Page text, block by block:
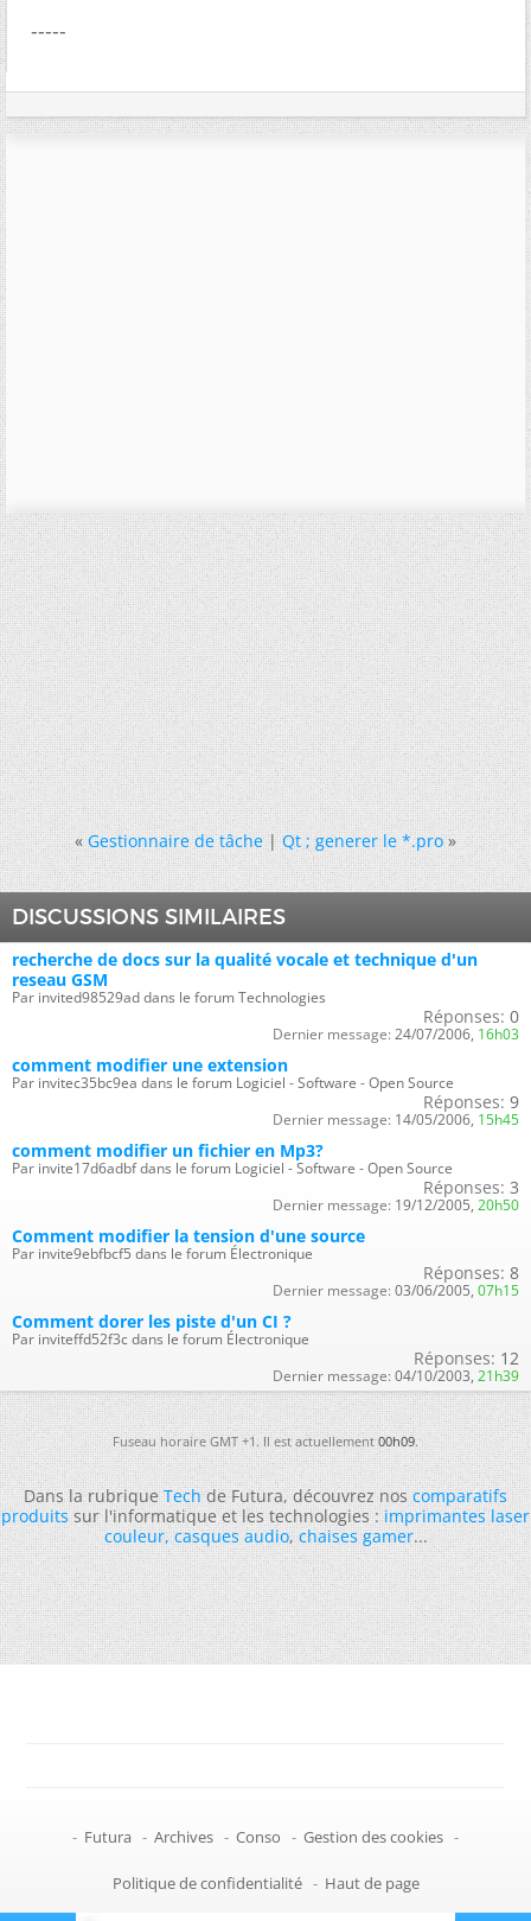
-----
« Gestionnaire de tâche|Qt ; generer le *.pro »
DISCUSSIONS SIMILAIRES
recherche de docs sur la qualité vocale et technique d'un
reseau GSM
Par invited98529ad dans le forum Technologies
Réponses: 0
Dernier message: 24/07/2006, 16h03
comment modifier une extension
Par invitec35bc9ea dans le forum Logiciel - Software - Open Source
Réponses: 9
Dernier message: 14/05/2006, 15h45
comment modifier un fichier en Mp3?
Par invite17d6adbf dans le forum Logiciel - Software - Open Source
Réponses: 3
Dernier message: 19/12/2005, 20h50
Comment modifier la tension d'une source
Par invite9ebfbcf5 dans le forum Électronique
Réponses: 8
Dernier message: 03/06/2005, 07h15
Comment dorer les piste d'un CI ?
Par inviteffd52f3c dans le forum Électronique
Réponses: 12
Dernier message: 04/10/2003, 21h39
Fuseau horaire GMT +1. Il est actuellement00h09.
Dans la rubriqueTechde Futura, découvrez noscomparatifs
produitssur l'informatique et les technologies :imprimantes laser
couleur,casques audio,chaises gamer...
- Futura - Archives - Conso - Gestion des cookies -
Politique de confidentialité - Haut de page